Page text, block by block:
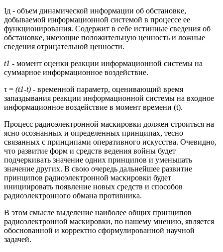
Iд - объем динамической информации об обстановке,
добываемой информационной системой в процессе ее
функционирования. Содержит в себе истинные сведения об
обстановке, имеющие положительную ценность и ложные
сведения отрицательной ценности.
t1 - момент оценки реакции информационной системы на
суммарное информационное воздействие.
τ = (t1-t) - временной параметр, оценивающий время
запаздывания реакции информационной системы на входное
информационное воздействие в момент времени (t).
Процесс радиоэлектронной маскировки должен строиться на
ясно осознанных и определенных принципах, тесно
связанных с принципами оперативного искусства. Очевидно,
что развитие форм и средств ведения войны будет
подчеркивать значение одних принципов и уменьшать
значение других. В свою очередь дальнейшее развитие
принципов радиоэлектронной маскировки будет
инициировать появление новых средств и способов
радиоэлектронного обмана противника.
В этом смысле выделение наиболее общих принципов
радиоэлектронной маскировки, по нашему мнению, является
обоснованной и корректно сформулированной научной
задачей.